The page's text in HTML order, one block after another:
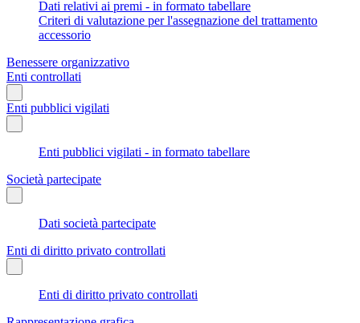
Dati relativi ai premi - in formato tabellare
Criteri di valutazione per l'assegnazione del trattamento
accessorio
Benessere organizzativo
Enti controllati
Enti pubblici vigilati
Enti pubblici vigilati - in formato tabellare
Società partecipate
Dati società partecipate
Enti di diritto privato controllati
Enti di diritto privato controllati